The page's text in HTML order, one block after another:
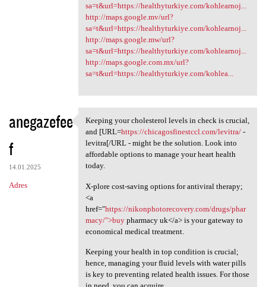
sa=t&url=https://healthyturkiye.com/kohlearnoj...
http://maps.google.mv/url?
sa=t&url=https://healthyturkiye.com/kohlearnoj...
http://maps.google.mw/url?
sa=t&url=https://healthyturkiye.com/kohlearnoj...
http://maps.google.com.mx/url?
sa=t&url=https://healthyturkiye.com/kohlea...
anegazefee
f
14.01.2025
Adres
Keeping your cholesterol
Keeping your cholesterol levels in check is crucial,
and [URL=https://chicagosfinestccl.com/levitra/-
levitra[/URL - might be the solution. Look into
affordable options to manage your heart health
today.
X-plore cost-saving options for antiviral therapy;
<a
href="https://nikonphotorecovery.com/drugs/phar
macy/">buypharmacy uk</a> is your gateway to
economical medical treatment.
Keeping your health in top condition is crucial;
hence, managing your fluid levels with water pills
is key to preventing related health issues. For those